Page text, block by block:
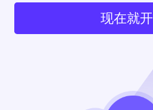
现在就